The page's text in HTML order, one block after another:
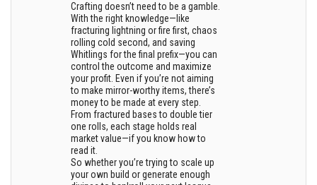
Crafting doesn’t need to be a gamble.
With the right knowledge—like
fracturing lightning or fire first, chaos
rolling cold second, and saving
Whitlings for the final prefix—you can
control the outcome and maximize
your profit. Even if you’re not aiming
to make mirror-worthy items, there’s
money to be made at every step.
From fractured bases to double tier
one rolls, each stage holds real
market value—if you know how to
read it.
So whether you’re trying to scale up
your own build or generate enough